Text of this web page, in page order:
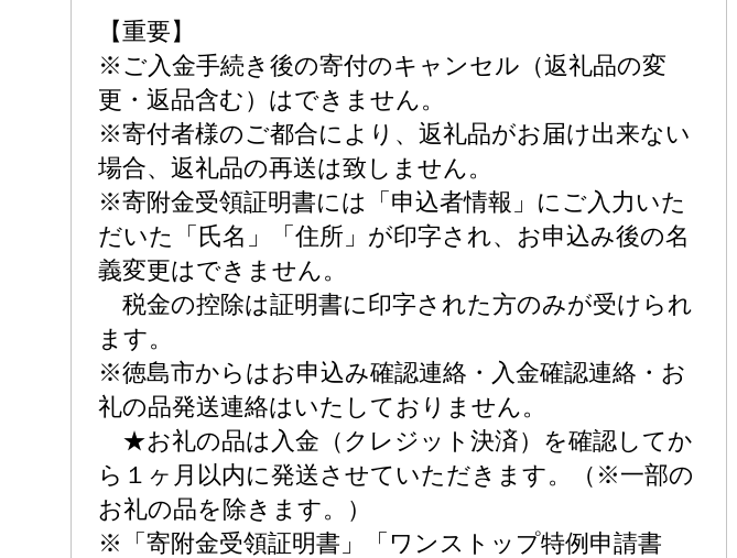
【重要】
※ご入金手続き後の寄付のキャンセル（返礼品の変
更・返品含む）はできません。
※寄付者様のご都合により、返礼品がお届け出来ない
場合、返礼品の再送は致しません。
※寄附金受領証明書には「申込者情報」にご入力いた
だいた「氏名」「住所」が印字され、お申込み後の名
義変更はできません。
税金の控除は証明書に印字された方のみが受けられ
ます。
※徳島市からはお申込み確認連絡・入金確認連絡・お
礼の品発送連絡はいたしておりません。
★お礼の品は入金（クレジット決済）を確認してか
ら１ヶ月以内に発送させていただきます。（※一部の
お礼の品を除きます。）
※「寄附金受領証明書」「ワンストップ特例申請書